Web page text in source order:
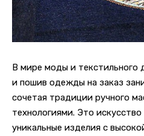
В мире моды и текстильного
и пошив одежды на заказ
сочетая традиции ручного
технологиями. Это
уникальные изделия с